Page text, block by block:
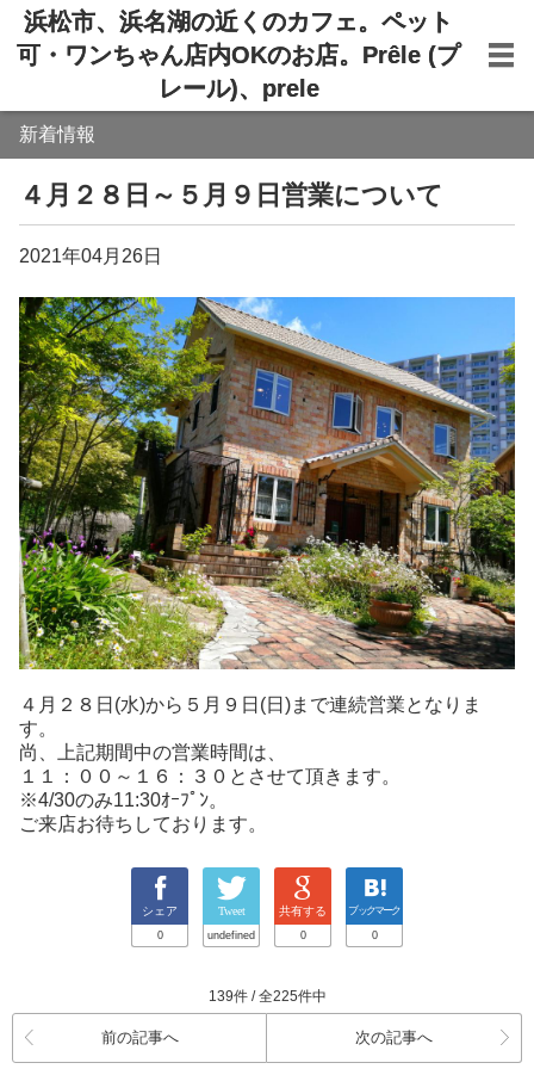
浜松市、浜名湖の近くのカフェ。ペット
可・ワンちゃん店内OKのお店。Prêle (プ
レール)、prele
新着情報
４月２８日～５月９日営業について
2021年04月26日
４月２８日(水)から５月９日(日)まで連続営業となりま
す。
尚、上記期間中の営業時間は、
１１：００～１６：３０ とさせて頂きます。
※4/30のみ11:30ｵｰﾌﾟﾝ。
ご来店お待ちしております。
シェア
0
Tweet
undefined
共有する
0
ブックマーク
0
139件 / 全225件中
前の記事へ 次の記事へ